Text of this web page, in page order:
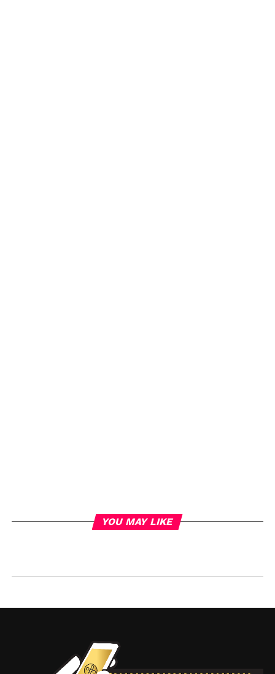
YOU MAY LIKE